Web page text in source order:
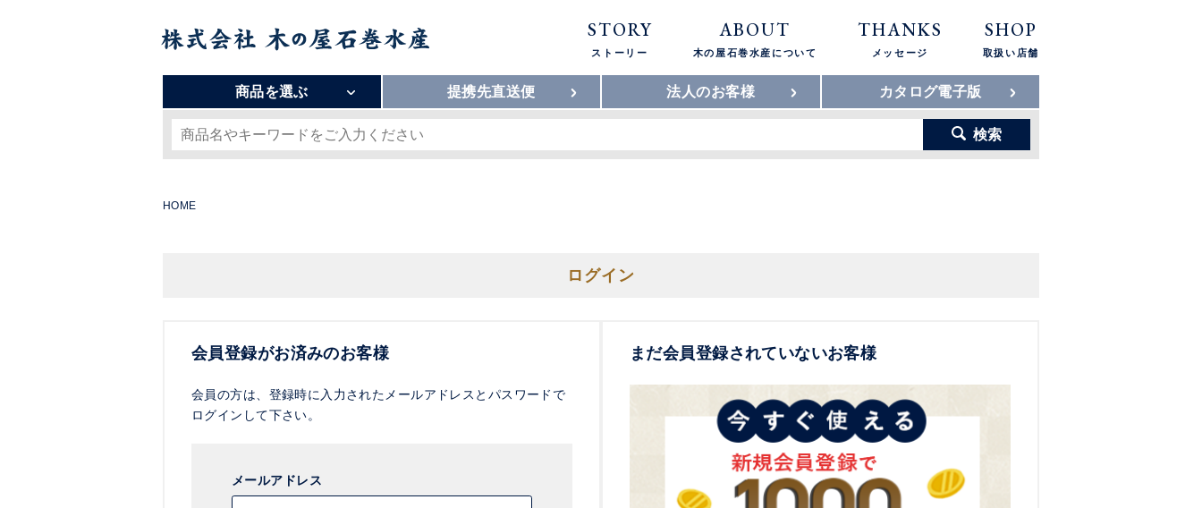
STORY
ストーリー
ABOUT
木の屋石巻水産について
THANKS
メッセージ
SHOP
取扱い店舗
商品を選ぶ 提携先直送便 法人のお客様 カタログ電子版
検索
HOME
ログイン
会員登録がお済みのお客様
会員の方は、登録時に入力されたメールアドレスとパスワードで
ログインして下さい。
メールアドレス
まだ会員登録されていないお客様